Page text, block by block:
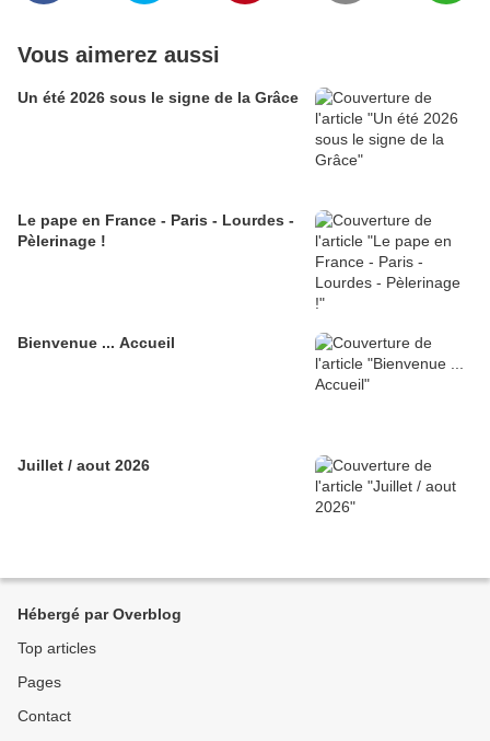
Vous aimerez aussi
Un été 2026 sous le signe de la Grâce
Le pape en France - Paris - Lourdes -
Pèlerinage !
Bienvenue ... Accueil
Juillet / aout 2026
Hébergé par Overblog
Top articles
Pages
Contact